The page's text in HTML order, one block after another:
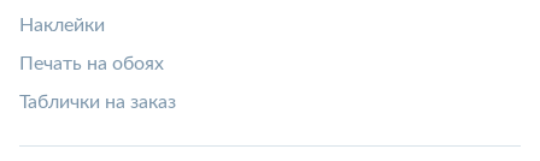
Наклейки
Печать на обоях
Таблички на заказ